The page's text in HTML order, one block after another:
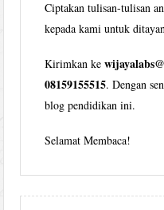
Ciptakan tulisan-tulisan
kepada kami untuk
Kirimkan ke
08159155515. Dengan
blog pendidikan ini.
Selamat Membaca!